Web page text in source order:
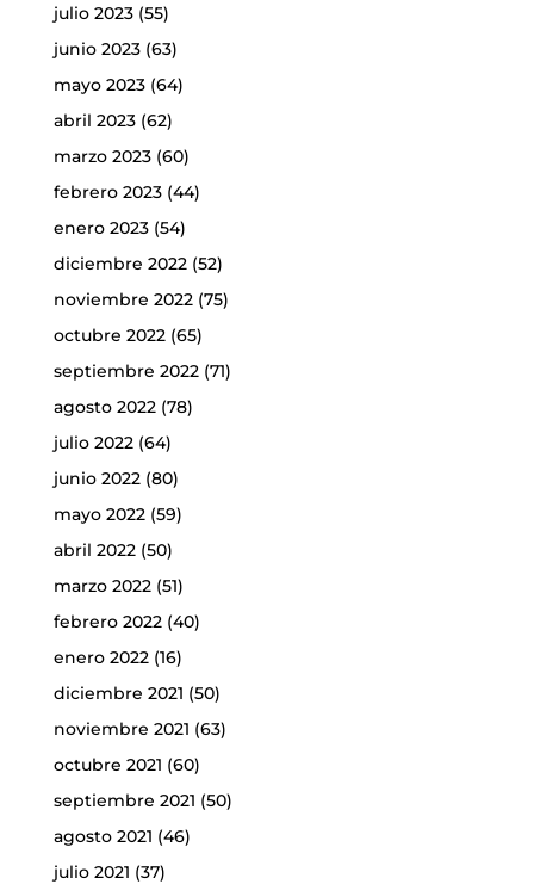
julio 2023(55)
junio 2023(63)
mayo 2023(64)
abril 2023(62)
marzo 2023(60)
febrero 2023(44)
enero 2023(54)
diciembre 2022(52)
noviembre 2022(75)
octubre 2022(65)
septiembre 2022(71)
agosto 2022(78)
julio 2022(64)
junio 2022(80)
mayo 2022(59)
abril 2022(50)
marzo 2022(51)
febrero 2022(40)
enero 2022(16)
diciembre 2021 (50)
noviembre 2021 (63)
octubre 2021 (60)
septiembre 2021 (50)
agosto 2021 (46)
julio 2021 (37)